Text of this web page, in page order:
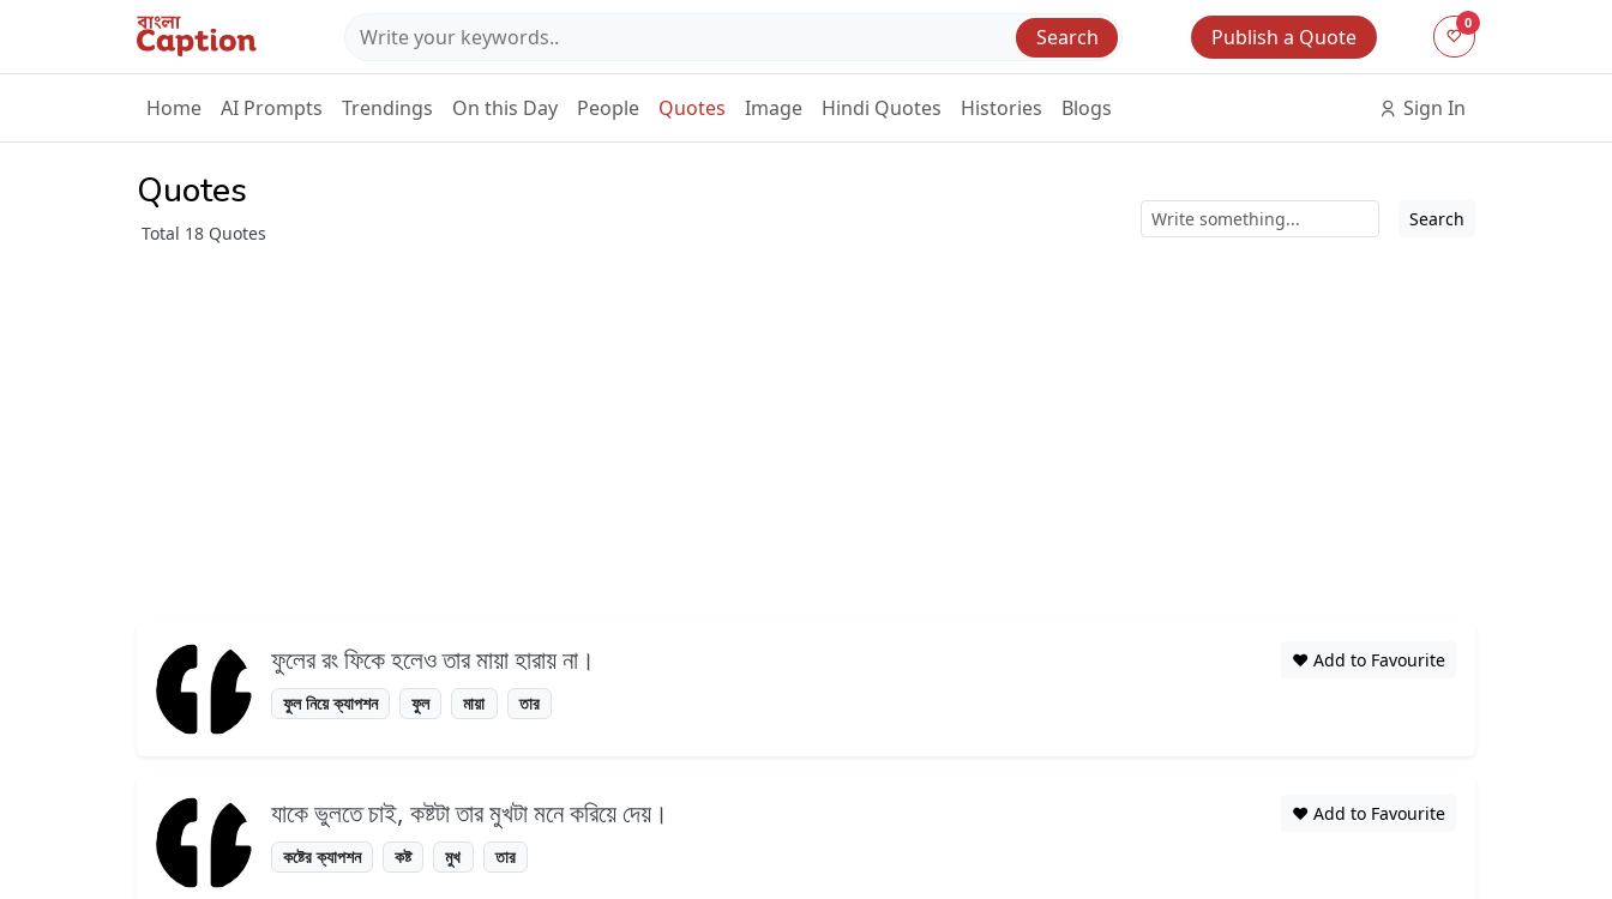
Search Publish a Quote
0
Home AI Prompts Trendings On this Day People Quotes Image Hindi Quotes Histories Blogs Sign In
Quotes
Total 18 Quotes
Search
ফুলের রং ফিকে হলেও তার মায়া হারায় না।
ফুল নিয়ে ক্যাপশন ফুল মায়া তার
❤️ Add to Favourite
যাকে ভুলতে চাই, কষ্টটা তার মুখটা মনে করিয়ে দেয়।
কষ্টের ক্যাপশন কষ্ট মুখ তার
❤️ Add to Favourite